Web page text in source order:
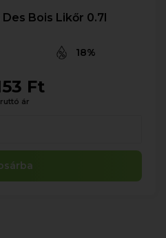
Bois Likőr 0.7l
18%
Ft
ár